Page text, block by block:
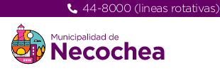
44-8000 (lineas rotativas)